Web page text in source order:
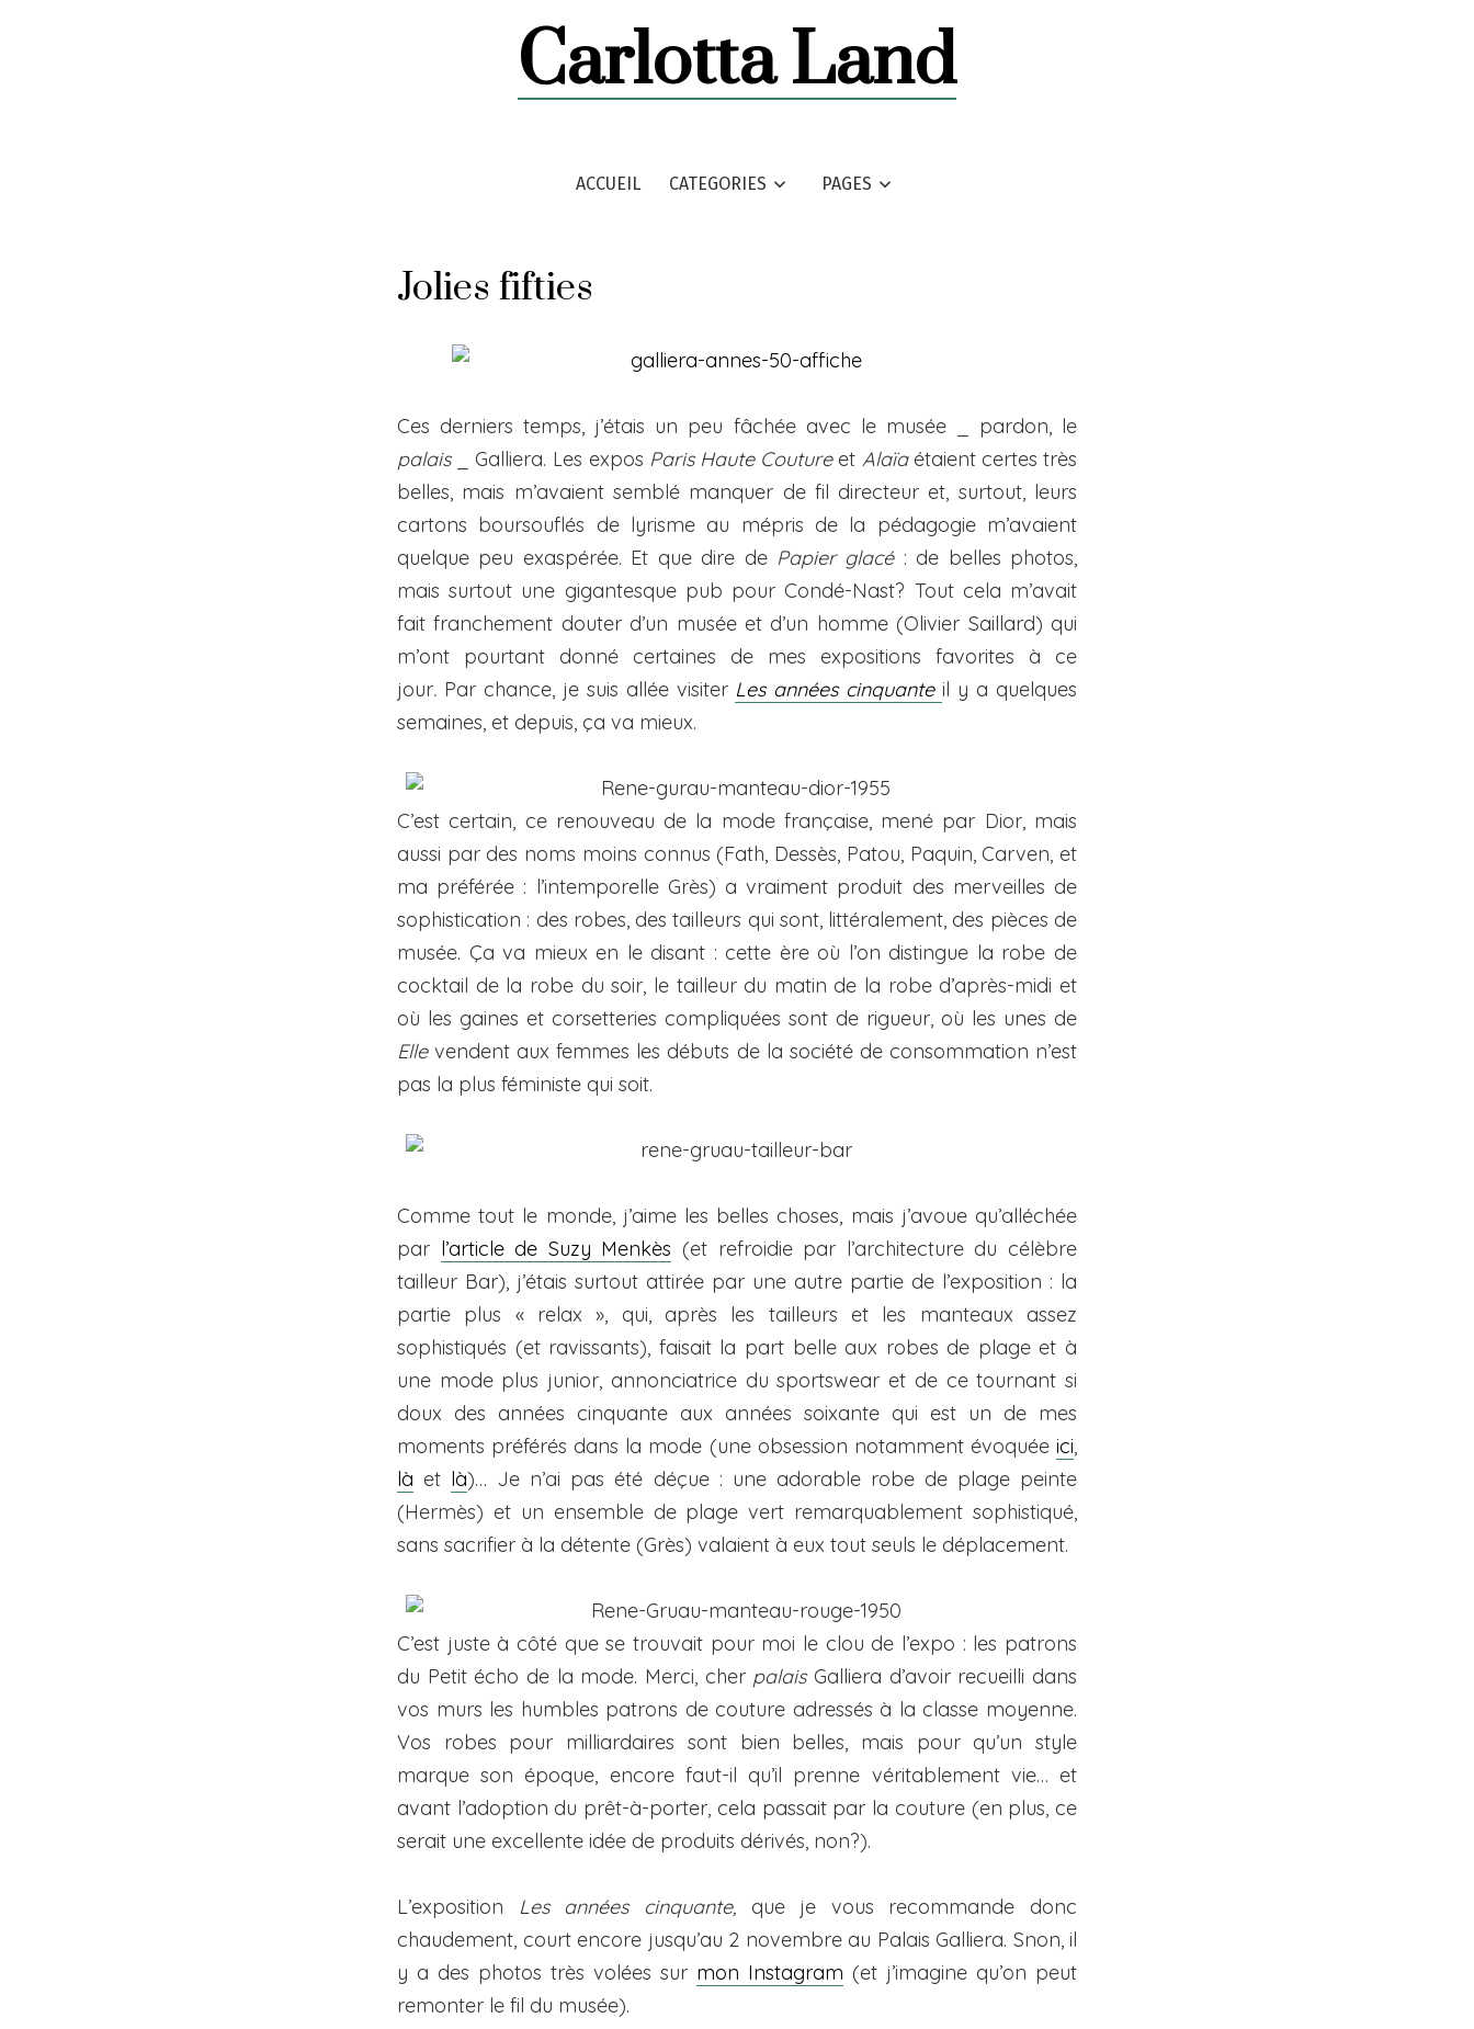
Carlotta Land
ACCUEIL CATEGORIES PAGES
Jolies fifties
Ces derniers temps, j’étais un peu fâchée avec le musée _ pardon, le
palais_ Galliera. Les expos Paris Haute Coutureet Alaïaétaient certes très
belles, mais m’avaient semblé manquer de fil directeur et, surtout, leurs
cartons boursouflés de lyrisme au mépris de la pédagogie m’avaient
quelque peu exaspérée. Et que dire de Papier glacé: de belles photos,
mais surtout une gigantesque pub pour Condé-Nast? Tout cela m’avait
fait franchement douter d’un musée et d’un homme (Olivier Saillard) qui
m’ont pourtant donné certaines de mes expositions favorites à ce
jour. Par chance, je suis allée visiter Les années cinquante il y a quelques
semaines, et depuis, ça va mieux.
C’est certain, ce renouveau de la mode française, mené par Dior, mais
aussi par des noms moins connus (Fath, Dessès, Patou, Paquin, Carven, et
ma préférée : l’intemporelle Grès) a vraiment produit des merveilles de
sophistication : des robes, des tailleurs qui sont, littéralement, des pièces de
musée. Ça va mieux en le disant : cette ère où l’on distingue la robe de
cocktail de la robe du soir, le tailleur du matin de la robe d’après-midi et
où les gaines et corsetteries compliquées sont de rigueur, où les unes de
Ellevendent aux femmes les débuts de la société de consommation n’est
pas la plus féministe qui soit.
Comme tout le monde, j’aime les belles choses, mais j’avoue qu’alléchée
par l’article de Suzy Menkès (et refroidie par l’architecture du célèbre
tailleur Bar), j’étais surtout attirée par une autre partie de l’exposition : la
partie plus « relax », qui, après les tailleurs et les manteaux assez
sophistiqués (et ravissants), faisait la part belle aux robes de plage et à
une mode plus junior, annonciatrice du sportswear et de ce tournant si
doux des années cinquante aux années soixante qui est un de mes
moments préférés dans la mode (une obsession notamment évoquée ici,
là et là)… Je n’ai pas été déçue : une adorable robe de plage peinte
(Hermès) et un ensemble de plage vert remarquablement sophistiqué,
sans sacrifier à la détente (Grès) valaient à eux tout seuls le déplacement.
C’est juste à côté que se trouvait pour moi le clou de l’expo : les patrons
du Petit écho de la mode. Merci, cher palaisGalliera d’avoir recueilli dans
vos murs les humbles patrons de couture adressés à la classe moyenne.
Vos robes pour milliardaires sont bien belles, mais pour qu’un style
marque son époque, encore faut-il qu’il prenne véritablement vie… et
avant l’adoption du prêt-à-porter, cela passait par la couture (en plus, ce
serait une excellente idée de produits dérivés, non?).
L’exposition Les années cinquante, que je vous recommande donc
chaudement, court encore jusqu’au 2 novembre au Palais Galliera. Snon, il
y a des photos très volées sur mon Instagram (et j’imagine qu’on peut
remonter le fil du musée).